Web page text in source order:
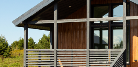
Деревянные дома
Каркасные дома
Каменные дома
Дома из газоблоков